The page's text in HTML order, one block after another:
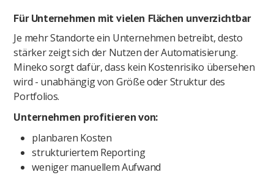
Für Unternehmen mit vielen Flächen unverzichtbar
Je mehr Standorte ein Unternehmen betreibt, desto
stärker zeigt sich der Nutzen der Automatisierung.
Mineko sorgt dafür, dass kein Kostenrisiko übersehen
wird - unabhängig von Größe oder Struktur des
Portfolios.
Unternehmen profitieren von:
planbaren Kosten
strukturiertem Reporting
weniger manuellem Aufwand